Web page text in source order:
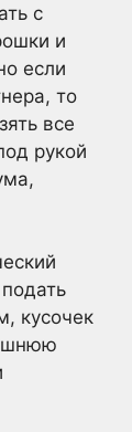
с
и
если
то
все
рукой
кусочек